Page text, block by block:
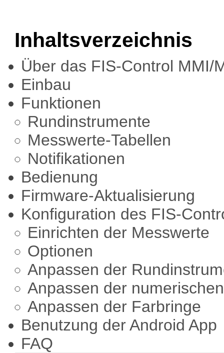
Inhaltsverzeichnis
Über das FIS-Control MMI/
Einbau
Funktionen
Rundinstrumente
Messwerte-Tabellen
Notifikationen
Bedienung
Firmware-Aktualisierung
Konfiguration des FIS-
Einrichten der Messwerte
Optionen
Anpassen der
Anpassen der
Anpassen der Farbringe
Benutzung der Android App
FAQ